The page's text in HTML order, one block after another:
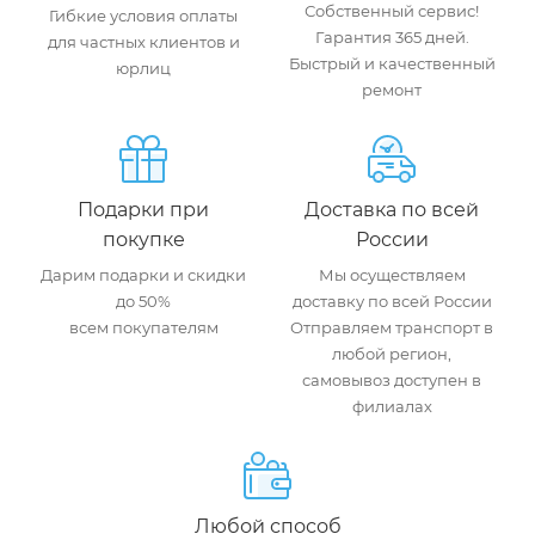
Гибкие условия оплаты
для частных клиентов и
юрлиц
Собственный сервис!
Гарантия 365 дней.
Быстрый и качественный
ремонт
Подарки при
покупке
Дарим подарки и скидки
до 50%
всем покупателям
Доставка по всей
России
Мы осуществляем
доставку по всей России
Отправляем транспорт в
любой регион,
самовывоз доступен в
филиалах
Любой способ